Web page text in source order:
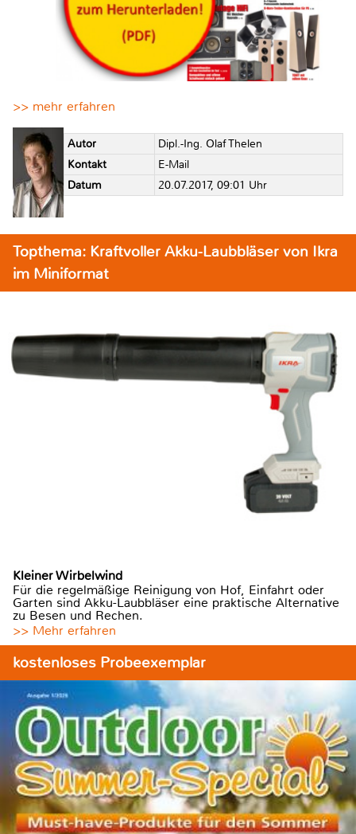
>> mehr erfahren
Autor
Dipl.-Ing. Olaf Thelen
Kontakt
E-Mail
Datum
20.07.2017, 09:01 Uhr
Topthema: Kraftvoller Akku-Laubbläser von Ikra
im Miniformat
Kleiner Wirbelwind
Für die regelmäßige Reinigung von Hof, Einfahrt oder
Garten sind Akku-Laubbläser eine praktische Alternative
zu Besen und Rechen.
>> Mehr erfahren
kostenloses Probeexemplar